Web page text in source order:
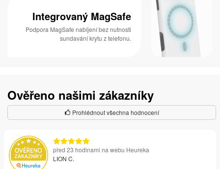
Integrovaný MagSafe
Podpora MagSafe nabíjení bez nutnosti
sundavání krytu z telefonu.
Ověřeno našimi zákazníky
Prohlédnout všechna hodnocení
před 23 hodinami na webu Heureka
LION C.